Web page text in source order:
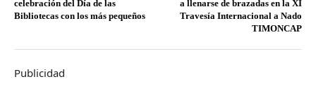
celebración del Día de las
Bibliotecas con los más pequeños
a llenarse de brazadas en la XI
Travesía Internacional a Nado
TIMONCAP
Publicidad